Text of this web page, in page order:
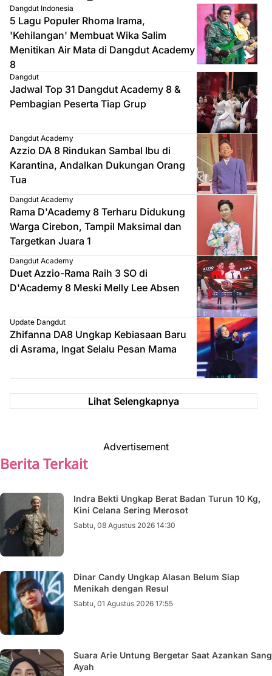
Dangdut Indonesia
5 Lagu Populer Rhoma Irama,
'Kehilangan' Membuat Wika Salim
Menitikan Air Mata di Dangdut Academy
8
Dangdut
Jadwal Top 31 Dangdut Academy 8 &
Pembagian Peserta Tiap Grup
Dangdut Academy
Azzio DA 8 Rindukan Sambal Ibu di
Karantina, Andalkan Dukungan Orang
Tua
Dangdut Academy
Rama D'Academy 8 Terharu Didukung
Warga Cirebon, Tampil Maksimal dan
Targetkan Juara 1
Dangdut Academy
Duet Azzio-Rama Raih 3 SO di
D'Academy 8 Meski Melly Lee Absen
Update Dangdut
Zhifanna DA8 Ungkap Kebiasaan Baru
di Asrama, Ingat Selalu Pesan Mama
Lihat Selengkapnya
Advertisement
Berita Terkait
Indra Bekti Ungkap Berat Badan Turun 10 Kg,
Kini Celana Sering Merosot
Sabtu, 08 Agustus 2026 14:30
Dinar Candy Ungkap Alasan Belum Siap
Menikah dengan Resul
Sabtu, 01 Agustus 2026 17:55
Suara Arie Untung Bergetar Saat Azankan Sang
Ayah